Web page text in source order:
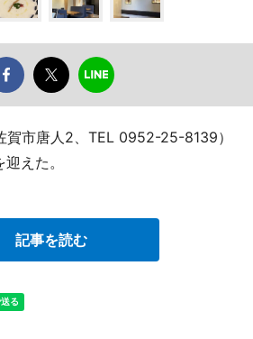
賀市唐人2、TEL 0952-25-8139）
えた。
記事を読む